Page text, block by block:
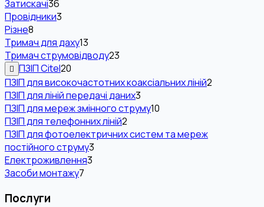
Затискачі36
Провідники3
Різне8
Тримач для даху13
Тримач струмовідводу23
ПЗІП Citel20
ПЗІП для високочастотних коаксіальних ліній2
ПЗІП для ліній передачі даних3
ПЗІП для мереж змінного струму10
ПЗІП для телефонних ліній2
ПЗІП для фотоелектричних систем та мереж
постійного струму3
Електроживлення3
Засоби монтажу7
Послуги